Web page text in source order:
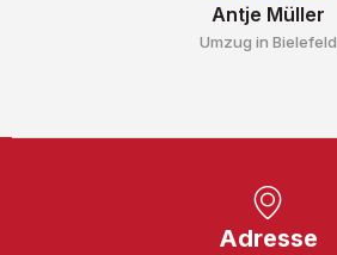
Antje Müller
Umzug in Bielefeld
Adresse